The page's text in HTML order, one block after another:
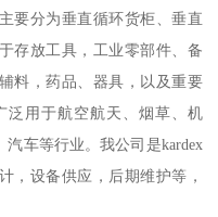
要分为垂直循环货柜、垂直
存放工具，工业零部件、备
料，药品、器具，以及重要
泛用于航空航天、烟草、机
车等行业。我公司是kardex
，设备供应，后期维护等，